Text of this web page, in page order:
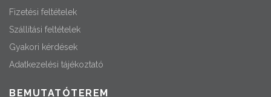
Fizetési feltételek
Szállítási feltételek
Gyakori kérdések
Adatkezelési tájékoztató
BEMUTATÓTEREM